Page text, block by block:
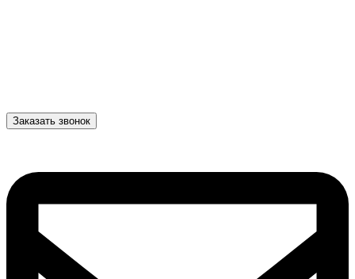
Заказать звонок